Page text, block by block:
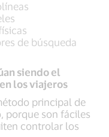
de búsqueda
siendo el
los viajeros
principal de
porque son fáciles
controlar los